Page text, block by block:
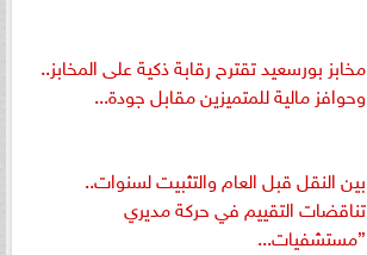
مخابز بورسعيد تقترح رقابة ذكية على المخابز..
وحوافز مالية للمتميزين مقابل جودة...
بين النقل قبل العام والتثبيت لسنوات..
تناقضات التقييم في حركة مديري
”مستشفيات...